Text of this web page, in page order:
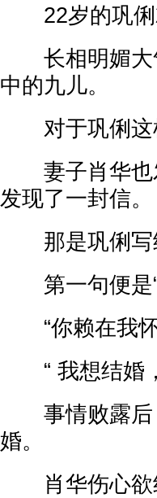
22岁的巩俐
长相明媚大
中的九儿。
对于巩俐这样
妻子肖华也
发现了一封信。
那是巩俐写
第一句便是“
“你赖在我怀
“ 我想结婚，
事情败露后
婚。
肖华伤心欲